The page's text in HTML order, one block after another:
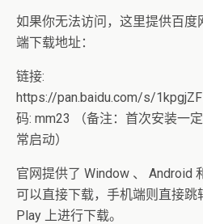
如果你无法访问，这里提供百度
端下载地址：
链接:
https://pan.baidu.com/s/
码: mm23 （备注：首次安装一
常启动）
官网提供了 Window 、 Android
可以直接下载，手机端则直接跳
Play 上进行下载。